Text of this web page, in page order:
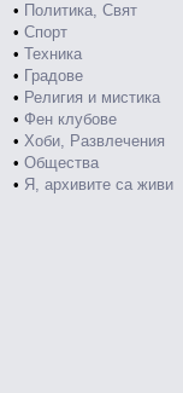
• Политика, Свят
• Спорт
• Техника
• Градове
• Религия и мистика
• Фен клубове
• Хоби, Развлечения
• Общества
• Я, архивите са живи